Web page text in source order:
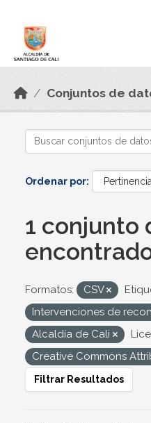
Conjuntos de
Ordenar por
1 conjunto
Formatos: CSV
Intervenciones de
Alcaldía de Cali
Creative Commons
Filtrar Resultados